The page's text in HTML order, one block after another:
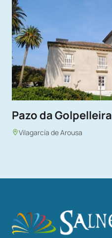
Pazo da Golpelleira
Vilagarcía de Arousa